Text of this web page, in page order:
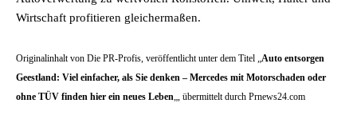
Wirtschaft profitieren gleichermaßen.
Originalinhalt von Die PR-Profis, veröffentlicht unter dem Titel „Auto entsorgen
Geestland: Viel einfacher, als Sie denken – Mercedes mit Motorschaden oder
ohne TÜV finden hier ein neues Leben„, übermittelt durch Prnews24.com